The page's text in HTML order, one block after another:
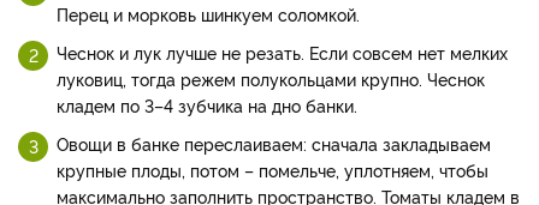
Перец и морковь шинкуем соломкой.
Чеснок и лук лучше не резать. Если совсем нет мелких
луковиц, тогда режем полукольцами крупно. Чеснок
кладем по 3–4 зубчика на дно банки.
Овощи в банке переслаиваем: сначала закладываем
крупные плоды, потом – помельче, уплотняем, чтобы
максимально заполнить пространство. Томаты кладем в